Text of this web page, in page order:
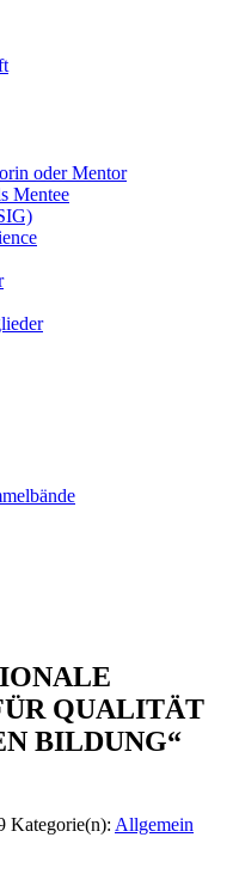
oder Mentor
Mentee
QUALITÄT
BILDUNG“
Kategorie(n): Allgemein